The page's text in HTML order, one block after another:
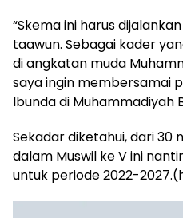
“Skema ini harus
taawun. Sebagai kader
di angkatan muda
saya ingin membersamai
Ibunda di Muhammadiyah
Sekadar diketahui, dari 30
dalam Muswil ke V ini
untuk periode 2022-